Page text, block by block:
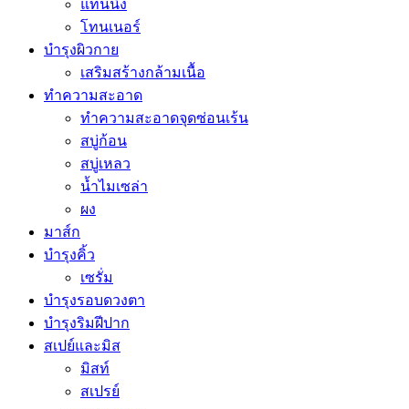
แทนนิ่ง
โทนเนอร์
บำรุงผิวกาย
เสริมสร้างกล้ามเนื้อ
ทำความสะอาด
ทำความสะอาดจุดซ่อนเร้น
สบู่ก้อน
สบู่เหลว
น้ำไมเซล่า
ผง
มาส์ก
บำรุงคิ้ว
เซรั่ม
บำรุงรอบดวงตา
บำรุงริมฝีปาก
สเปย์และมิส
มิสท์
สเปรย์